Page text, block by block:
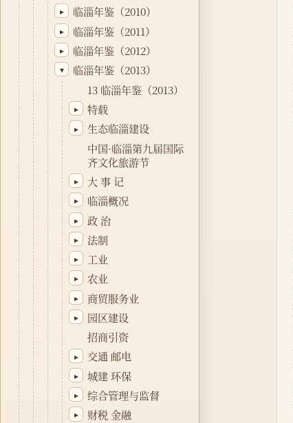
▸ 临淄年鉴（2010）
▸ 临淄年鉴（2011）
▸ 临淄年鉴（2012）
▾
临淄年鉴（2013）
13 临淄年鉴（2013）
▸ 特载
▸
生态临淄建设
中国·临淄第九届国际
齐文化旅游节
▸ 大 事 记
▸ 临淄概况
▸ 政 治
▸ 法制
▸ 工业
▸ 农业
▸ 商贸服务业
▸
园区建设
招商引资
▸ 交通 邮电
▸ 城建 环保
▸ 综合管理与监督
▸ 财税 金融